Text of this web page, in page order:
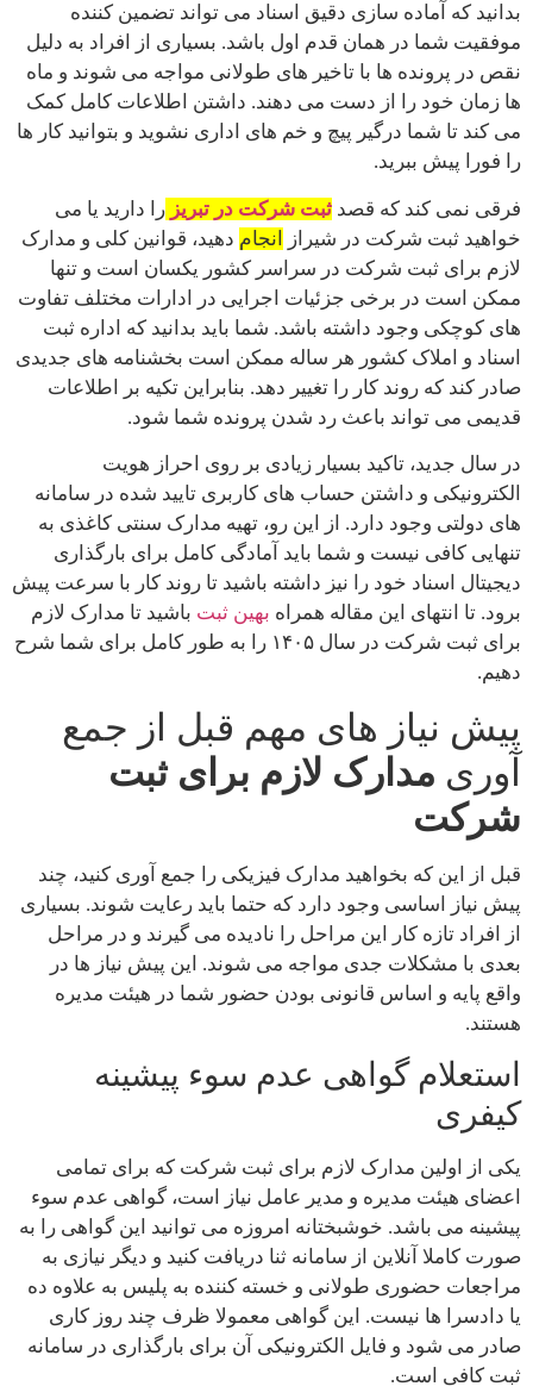
بدانید که آماده سازی دقیق اسناد می تواند تضمین کننده
موفقیت شما در همان قدم اول باشد. بسیاری از افراد به دلیل
نقص در پرونده ها با تاخیر های طولانی مواجه می شوند و ماه
ها زمان خود را از دست می دهند. داشتن اطلاعات کامل کمک
می کند تا شما درگیر پیچ و خم های اداری نشوید و بتوانید کار ها
را فورا پیش ببرید.
فرقی نمی کند که قصد ثبت شرکت در تبریز را دارید یا می
خواهید ثبت شرکت در شیراز
انجام دهید، قوانین کلی و مدارک
لازم برای ثبت شرکت در سراسر کشور یکسان است و تنها
ممکن است در برخی جزئیات اجرایی در ادارات مختلف تفاوت
های کوچکی وجود داشته باشد. شما باید بدانید که اداره ثبت
اسناد و املاک کشور هر ساله ممکن است بخشنامه های جدیدی
صادر کند که روند کار را تغییر دهد. بنابراین تکیه بر اطلاعات
قدیمی می تواند باعث رد شدن پرونده شما شود.
در سال جدید، تاکید بسیار زیادی بر روی احراز هویت
الکترونیکی و داشتن حساب های کاربری تایید شده در سامانه
های دولتی وجود دارد. از این رو، تهیه مدارک سنتی کاغذی به
تنهایی کافی نیست و شما باید آمادگی کامل برای بارگذاری
دیجیتال اسناد خود را نیز داشته باشید تا روند کار با سرعت پیش
برود. تا انتهای این مقاله همراه بهین ثبت باشید تا مدارک لازم
برای ثبت شرکت در سال ۱۴۰۵ را به طور کامل برای شما شرح
دهیم.
پیش نیاز های مهم قبل از جمع
آوری مدارک لازم برای ثبت
شرکت
قبل از این که بخواهید مدارک فیزیکی را جمع آوری کنید، چند
پیش نیاز اساسی وجود دارد که حتما باید رعایت شوند. بسیاری
از افراد تازه کار این مراحل را نادیده می گیرند و در مراحل
بعدی با مشکلات جدی مواجه می شوند. این پیش نیاز ها در
واقع پایه و اساس قانونی بودن حضور شما در هیئت مدیره
هستند.
استعلام گواهی عدم سوء پیشینه
کیفری
یکی از اولین مدارک لازم برای ثبت شرکت که برای تمامی
اعضای هیئت مدیره و مدیر عامل نیاز است، گواهی عدم سوء
پیشینه می باشد. خوشبختانه امروزه می توانید این گواهی را به
صورت کاملا آنلاین از سامانه ثنا دریافت کنید و دیگر نیازی به
مراجعات حضوری طولانی و خسته کننده به پلیس به علاوه ده
یا دادسرا ها نیست. این گواهی معمولا ظرف چند روز کاری
صادر می شود و فایل الکترونیکی آن برای بارگذاری در سامانه
ثبت کافی است.